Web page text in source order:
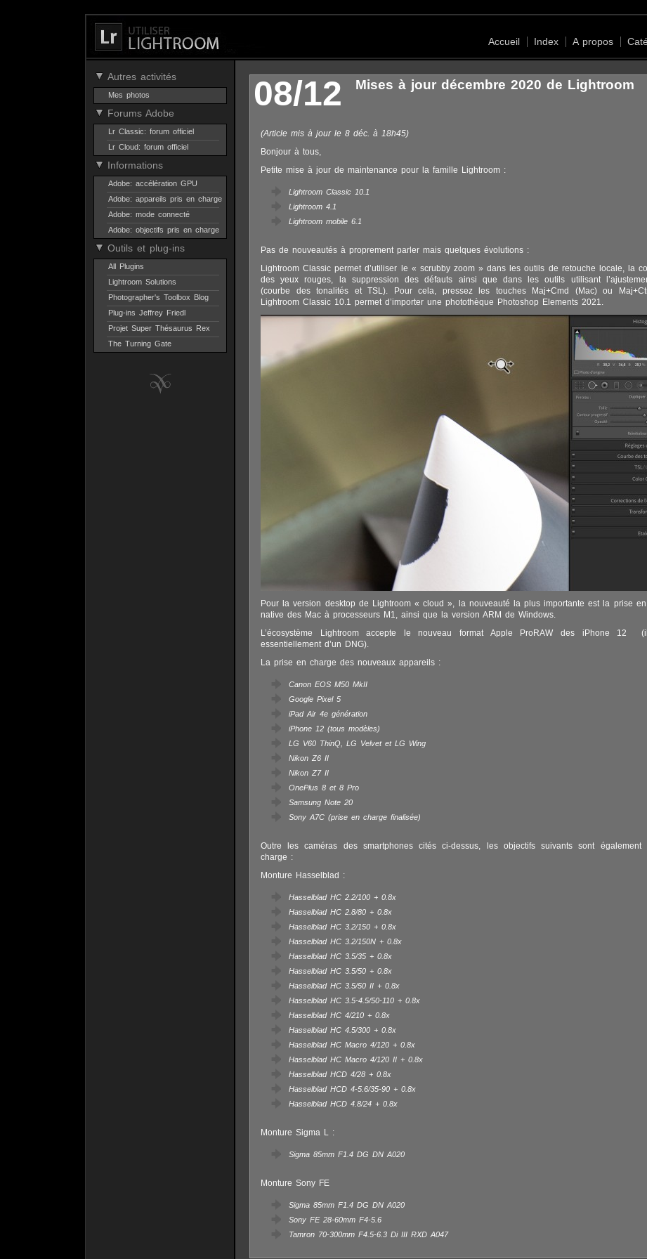
Accueil Index A propos
Autres activités
Mes photos
Forums Adobe
Lr Classic: forum officiel
Lr Cloud: forum officiel
Informations
Adobe: accélération GPU
Adobe: appareils pris en charge
Adobe: mode connecté
Adobe: objectifs pris en charge
Outils et plug-ins
All Plugins
Lightroom Solutions
Photographer's Toolbox Blog
Plug-ins Jeffrey Friedl
Projet Super Thésaurus Rex
The Turning Gate
08/12 Mises à jour décembre 2020 de Lightroom
(Article mis à jour le 8 déc. à 18h45)
Bonjour à tous,
Petite mise à jour de maintenance pour la famille Lightroom :
Lightroom Classic 10.1
Lightroom 4.1
Lightroom mobile 6.1
Pas de nouveautés à proprement parler mais quelques évolutions :
Lightroom Classic permet d’utiliser le « scrubby zoom » dans les outils de retouche locale, la
des yeux rouges, la suppression des défauts ainsi que dans les outils utilisant
(courbe des tonalités et TSL). Pour cela, pressez les touches Maj+Cmd (Mac) ou
Lightroom Classic 10.1 permet d’importer une photothèque Photoshop Elements 2021.
Pour la version desktop de Lightroom « cloud », la nouveauté la plus importante est la prise
native des Mac à processeurs M1, ainsi que la version ARM de Windows.
L’écosystème Lightroom accepte le nouveau format Apple ProRAW des iPhone 12
essentiellement d’un DNG).
La prise en charge des nouveaux appareils :
Canon EOS M50 MkII
Google Pixel 5
iPad Air 4e génération
iPhone 12 (tous modèles)
LG V60 ThinQ, LG Velvet et LG Wing
Nikon Z6 II
Nikon Z7 II
OnePlus 8 et 8 Pro
Samsung Note 20
Sony A7C (prise en charge finalisée)
Outre les caméras des smartphones cités ci-dessus, les objectifs suivants sont également
charge :
Monture Hasselblad :
Hasselblad HC 2.2/100 + 0.8x
Hasselblad HC 2.8/80 + 0.8x
Hasselblad HC 3.2/150 + 0.8x
Hasselblad HC 3.2/150N + 0.8x
Hasselblad HC 3.5/35 + 0.8x
Hasselblad HC 3.5/50 + 0.8x
Hasselblad HC 3.5/50 II + 0.8x
Hasselblad HC 3.5-4.5/50-110 + 0.8x
Hasselblad HC 4/210 + 0.8x
Hasselblad HC 4.5/300 + 0.8x
Hasselblad HC Macro 4/120 + 0.8x
Hasselblad HC Macro 4/120 II + 0.8x
Hasselblad HCD 4/28 + 0.8x
Hasselblad HCD 4-5.6/35-90 + 0.8x
Hasselblad HCD 4.8/24 + 0.8x
Monture Sigma L :
Sigma 85mm F1.4 DG DN A020
Monture Sony FE
Sigma 85mm F1.4 DG DN A020
Sony FE 28-60mm F4-5.6
Tamron 70-300mm F4.5-6.3 Di III RXD A047